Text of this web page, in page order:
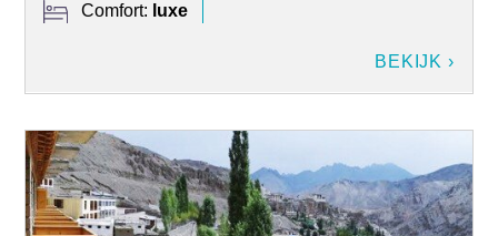
Comfort: luxe
BEKIJK ›